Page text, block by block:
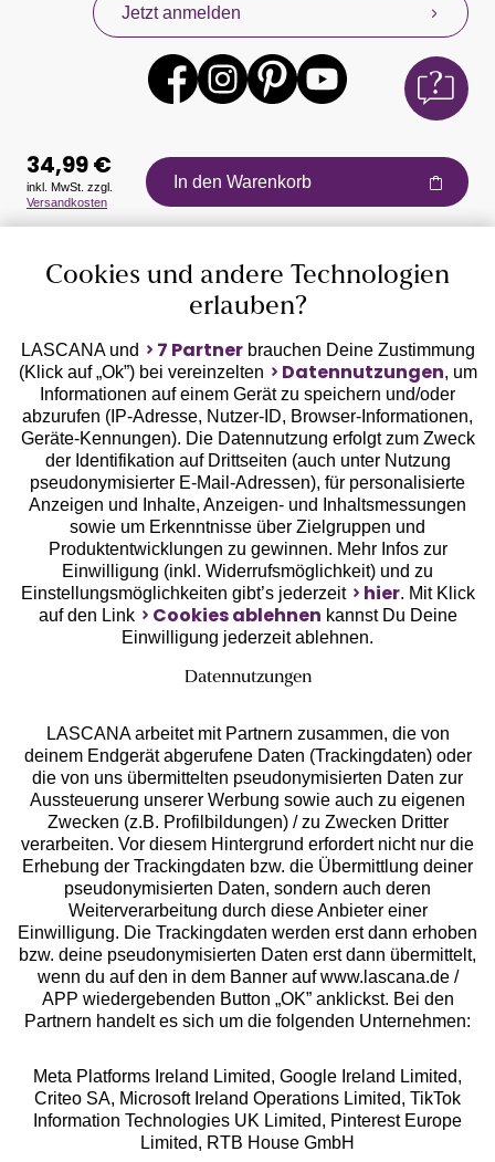
Jetzt anmelden
Auszeichnungen
Geprüfte Sicherheit
Unsere Apps
Services
Beratung
Über uns
Rechtliches
Alle Preise inkl. MwSt., zzgl.
Versandkosten
** Bonität vorausgesetzt, berechtigt zur Bonitätsprüfung
34,99 €
inkl. MwSt. zzgl.
Versandkosten
In den Warenkorb
Cookies und andere Technologien
erlauben?
LASCANA und 7 Partnerbrauchen Deine Zustimmung
(Klick auf „Ok”) bei vereinzelten
Datennutzungen, um
Informationen auf einem Gerät zu speichern und/oder
abzurufen (IP-Adresse, Nutzer-ID, Browser-Informationen,
Geräte-Kennungen). Die Datennutzung erfolgt zum Zweck
der Identifikation auf Drittseiten (auch unter Nutzung
pseudonymisierter E-Mail-Adressen), für personalisierte
Anzeigen und Inhalte, Anzeigen- und Inhaltsmessungen
sowie um Erkenntnisse über Zielgruppen und
Produktentwicklungen zu gewinnen. Mehr Infos zur
Einwilligung (inkl. Widerrufsmöglichkeit) und zu
Einstellungsmöglichkeiten gibt’s jederzeit
hier. Mit Klick
auf den Link
Cookies ablehnen kannst Du Deine
Einwilligung jederzeit ablehnen.
Datennutzungen
LASCANA arbeitet mit Partnern zusammen, die von
deinem Endgerät abgerufene Daten (Trackingdaten) oder
die von uns übermittelten pseudonymisierten Daten zur
Aussteuerung unserer Werbung sowie auch zu eigenen
Zwecken (z.B. Profilbildungen) / zu Zwecken Dritter
verarbeiten. Vor diesem Hintergrund erfordert nicht nur die
Erhebung der Trackingdaten bzw. die Übermittlung deiner
pseudonymisierten Daten, sondern auch deren
Weiterverarbeitung durch diese Anbieter einer
Einwilligung. Die Trackingdaten werden erst dann erhoben
bzw. deine pseudonymisierten Daten erst dann übermittelt,
wenn du auf den in dem Banner auf www.lascana.de /
APP wiedergebenden Button „OK” anklickst. Bei den
Partnern handelt es sich um die folgenden Unternehmen:
Meta Platforms Ireland Limited, Google Ireland Limited,
Criteo SA, Microsoft Ireland Operations Limited, TikTok
Information Technologies UK Limited, Pinterest Europe
Limited, RTB House GmbH